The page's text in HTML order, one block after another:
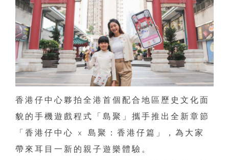
香港仔中心夥拍全港首個配合地區歷史文化面
貌的手機遊戲程式「島聚」攜手推出全新章節
「香港仔中心 x 島聚：香港仔篇」，為大家
帶來耳目一新的親子遊樂體驗。